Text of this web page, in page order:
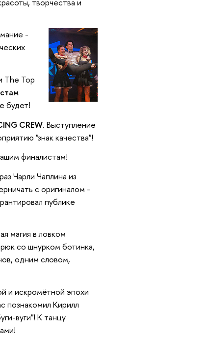
-
The Top
будет!
CREW. Выступление
"знак качества"!
финалистам!
Чарли Чаплина из
с оригиналом -
публике
магия в ловком
со шнурком ботинка,
однимсловом,
и искромётной эпохи
познакомил Кирилл
вуги"! К танцу